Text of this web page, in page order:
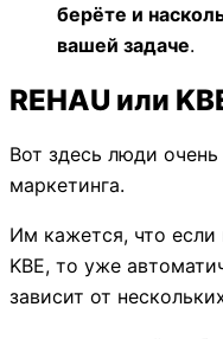
берёте и
вашей задаче.
REHAU или
Вот здесь люди
маркетинга.
Им кажется, что если
KBE, то уже
зависит от